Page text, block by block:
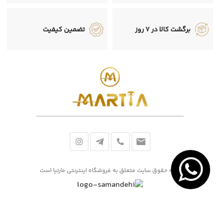
برگشت کالا در 7 روز تضمین کیفیت
کلیه حقوق سایت متعلق به فروشگاه اینترنتی مارتیا است